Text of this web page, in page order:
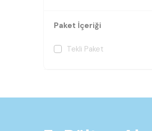
Paket İçeriği
Tekli Paket